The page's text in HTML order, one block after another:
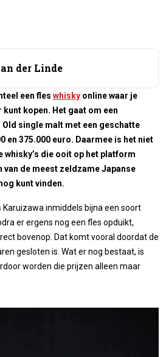
der Linde
een fles whisky online waar je
kopen. Het gaat om een
Old single malt met een geschatte
en 375.000 euro. Daarmee is het niet
whisky’s die ooit op het platform
van de meest zeldzame Japanse
kunt vinden.
Karuizawa inmiddels bijna een soort
er ergens nog een fles opduikt,
bovenop. Dat komt vooral doordat de
gesloten is. Wat er nog bestaat, is
worden die prijzen alleen maar